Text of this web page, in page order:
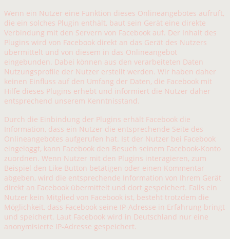
Wenn ein Nutzer eine Funktion dieses Onlineangebotes aufruft,
die ein solches Plugin enthält, baut sein Gerät eine direkte
Verbindung mit den Servern von Facebook auf. Der Inhalt des
Plugins wird von Facebook direkt an das Gerät des Nutzers
übermittelt und von diesem in das Onlineangebot
eingebunden. Dabei können aus den verarbeiteten Daten
Nutzungsprofile der Nutzer erstellt werden. Wir haben daher
keinen Einfluss auf den Umfang der Daten, die Facebook mit
Hilfe dieses Plugins erhebt und informiert die Nutzer daher
entsprechend unserem Kenntnisstand.
Durch die Einbindung der Plugins erhält Facebook die
Information, dass ein Nutzer die entsprechende Seite des
Onlineangebotes aufgerufen hat. Ist der Nutzer bei Facebook
eingeloggt, kann Facebook den Besuch seinem Facebook-Konto
zuordnen. Wenn Nutzer mit den Plugins interagieren, zum
Beispiel den Like Button betätigen oder einen Kommentar
abgeben, wird die entsprechende Information von Ihrem Gerät
direkt an Facebook übermittelt und dort gespeichert. Falls ein
Nutzer kein Mitglied von Facebook ist, besteht trotzdem die
Möglichkeit, dass Facebook seine IP-Adresse in Erfahrung bringt
und speichert. Laut Facebook wird in Deutschland nur eine
anonymisierte IP-Adresse gespeichert.